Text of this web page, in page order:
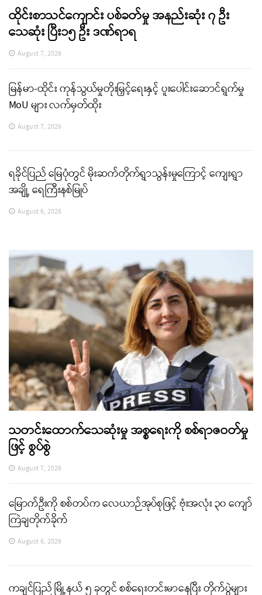
ထိုင်းစာသင်ကျောင်း ပစ်ခတ်မှု အနည်းဆုံး ၇ ဦး
သေဆုံး ပြီး၁၅ ဦး ဒဏ်ရာရ
August 7, 2026
မြန်မာ-ထိုင်း ကုန်သွယ်မှုတိုးမြှင့်ရေးနှင့် ပူးပေါင်းဆောင်ရွက်မှု
MoU များ လက်မှတ်ထိုး
August 7, 2026
ရခိုင်ပြည် မြေပုံတွင် မိုးဆက်တိုက်ရွာသွန်းမှုကြောင့် ကျေးရွာ
အချို့ ရေကြီးနစ်မြုပ်
August 6, 2026
သတင်းထောက်သေဆုံးမှု အစ္စရေးကို စစ်ရာဇဝတ်မှု
ဖြင့် စွပ်စွဲ
August 7, 2026
မြောက်ဦးကို စစ်တပ်က လေယာဉ်အုပ်စုဖြင့် ဗုံးအလုံး ၃၀ ကျော်
ကြဲချတိုက်ခိုက်
August 6, 2026
ကချင်ပြည် မြို့နယ် ၅ ခုတွင် စစ်ရေးတင်းမာနေပြီး တိုက်ပွဲများ